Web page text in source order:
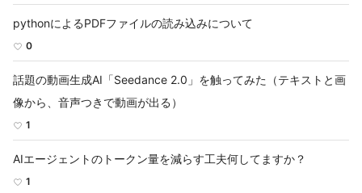
pythonによるPDFファイルの読み込みについて
0
話題の動画生成AI「Seedance 2.0」を触ってみた（テキストと画
像から、音声つきで動画が出る）
1
AIエージェントのトークン量を減らす工夫何してますか？
1